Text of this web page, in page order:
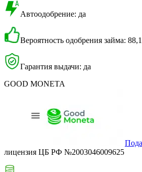
Автоодобрение: да
Вероятность одобрения займа:
Гарантия выдачи: да
GOOD MONETA
лицензия ЦБ РФ №2003046009625